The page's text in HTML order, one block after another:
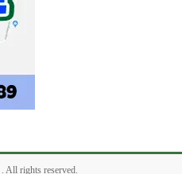
. All rights reserved.